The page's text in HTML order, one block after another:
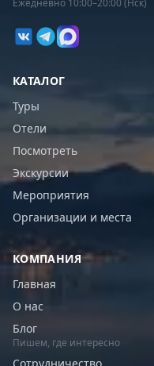
Ежедневно 10:00–20:00 (Нск)
КАТАЛОГ
Туры
Отели
Посмотреть
Экскурсии
Мероприятия
Организации и места
КОМПАНИЯ
Главная
О нас
Блог
Пишем, где интересно